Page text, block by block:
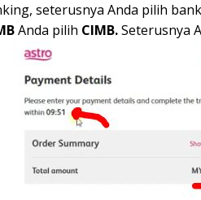
seterusnya Anda pilih
Anda pilih CIMB.Seterusnya